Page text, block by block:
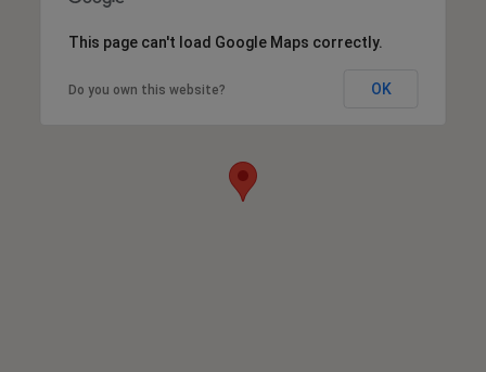
This page can't load Google Maps correctly.
Do you own this website? OK